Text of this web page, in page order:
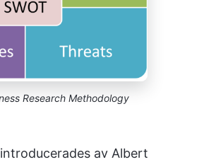
Research Methodology
av Albert